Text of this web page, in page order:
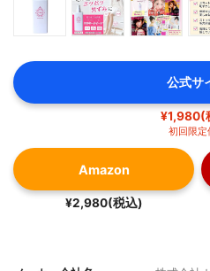
公式サ
¥1,980(
初回限定
Amazon
¥2,980(税込)